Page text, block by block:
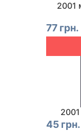
2001
77 грн.
45 грн.